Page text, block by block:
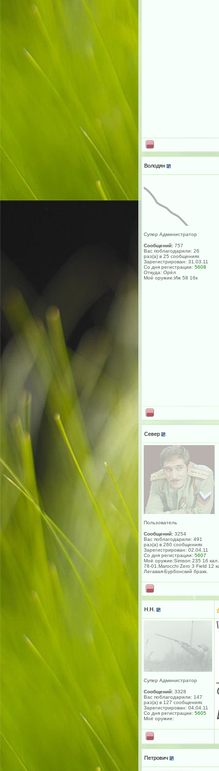
Володян
Супер Администратор
Сообщений: 757
Вас поблагодарили: 26
раз(а) в 25 сообщениях
Зарегистрирован: 31.03.11
Со дня регистрации: 5608
Откуда: Орёл
Моё оружие:Иж 58 16к
Север
Пользователь
Сообщений: 3254
Вас поблагодарили: 491
раз(а) в 260 сообщениях
Зарегистрирован: 02.04.11
Со дня регистрации: 5607
Моё оружие:Simson 235 16
78-01.Marocchi Zero 3 Field 12
Легавая-Бурбонский бракк.
H.H.
Супер Администратор
Сообщений: 3328
Вас поблагодарили: 147
раз(а) в 127 сообщениях
Зарегистрирован: 04.04.11
Со дня регистрации: 5605
Моё оружие:
Петрович